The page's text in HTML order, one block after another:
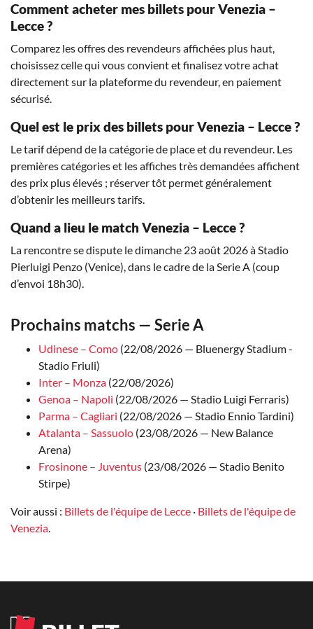
Comment acheter mes billets pour Venezia –
Lecce ?
Comparez les offres des revendeurs affichées plus haut,
choisissez celle qui vous convient et finalisez votre achat
directement sur la plateforme du revendeur, en paiement
sécurisé.
Quel est le prix des billets pour Venezia – Lecce ?
Le tarif dépend de la catégorie de place et du revendeur. Les
premières catégories et les affiches très demandées affichent
des prix plus élevés ; réserver tôt permet généralement
d’obtenir les meilleurs tarifs.
Quand a lieu le match Venezia – Lecce ?
La rencontre se dispute le dimanche 23 août 2026 à Stadio
Pierluigi Penzo (Venice), dans le cadre de la Serie A (coup
d’envoi 18h30).
Prochains matchs — Serie A
Udinese – Como (22/08/2026 — Bluenergy Stadium -
Stadio Friuli)
Inter – Monza (22/08/2026)
Genoa – Napoli (22/08/2026 — Stadio Luigi Ferraris)
Parma – Cagliari (22/08/2026 — Stadio Ennio Tardini)
Atalanta – Sassuolo (23/08/2026 — New Balance
Arena)
Frosinone – Juventus (23/08/2026 — Stadio Benito
Stirpe)
Voir aussi : Billets de l'équipe de Lecce · Billets de l'équipe de
Venezia.